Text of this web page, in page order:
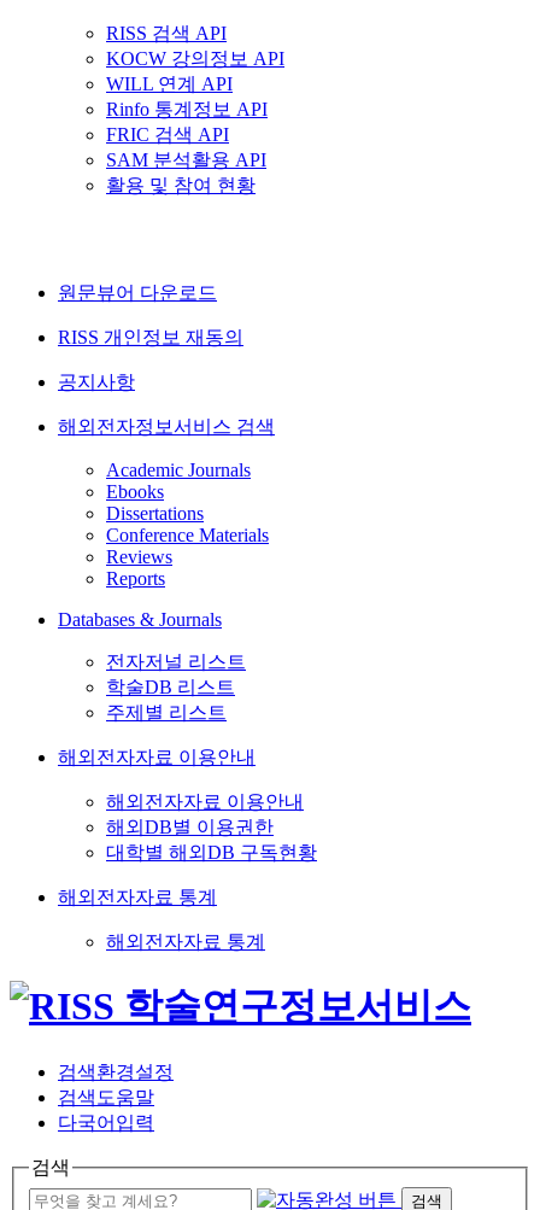
RISS 검색 API
KOCW 강의정보 API
WILL 연계 API
Rinfo 통계정보 API
FRIC 검색 API
SAM 분석활용 API
활용 및 참여 현황
원문뷰어 다운로드
RISS 개인정보 재동의
공지사항
해외전자정보서비스 검색
Academic Journals
Ebooks
Dissertations
Conference Materials
Reviews
Reports
Databases & Journals
전자저널 리스트
학술DB 리스트
주제별 리스트
해외전자자료 이용안내
해외전자자료 이용안내
해외DB별 이용권한
대학별 해외DB 구독현황
해외전자자료 통계
해외전자자료 통계
검색환경설정
검색도움말
다국어입력
검색
검색